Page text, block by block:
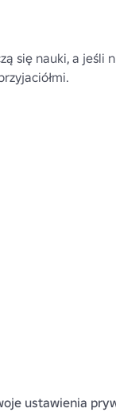
się nauki, a jeśli
ustawienia